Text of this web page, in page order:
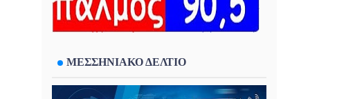
ΜΕΣΣΗΝΙΑΚΟ ΔΕΛΤΙΟ